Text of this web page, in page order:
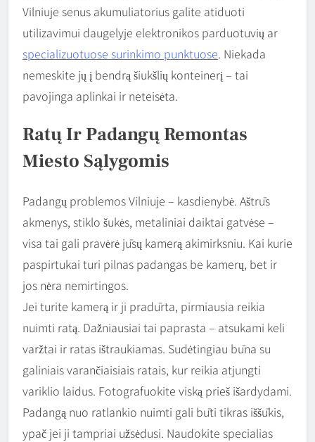
Vilniuje senus akumuliatorius galite atiduoti
utilizavimui daugelyje elektronikos parduotuvių ar
specializuotuose surinkimo punktuose. Niekada
nemeskite jų į bendrą šiukšlių konteinerį – tai
pavojinga aplinkai ir neteisėta.
Ratų Ir Padangų Remontas
Miesto Sąlygomis
Padangų problemos Vilniuje – kasdienybė. Aštrūs
akmenys, stiklo šukės, metaliniai daiktai gatvėse –
visa tai gali pravėrė jūsų kamerą akimirksniu. Kai kurie
paspirtukai turi pilnas padangas be kamerų, bet ir
jos nėra nemirtingos.
Jei turite kamerą ir ji pradūrta, pirmiausia reikia
nuimti ratą. Dažniausiai tai paprasta – atsukami keli
varžtai ir ratas ištraukiamas. Sudėtingiau būna su
galiniais varančiaisiais ratais, kur reikia atjungti
variklio laidus. Fotografuokite viską prieš išardydami.
Padangą nuo ratlankio nuimti gali būti tikras iššūkis,
ypač jei ji tampriai užsėdusi. Naudokite specialias